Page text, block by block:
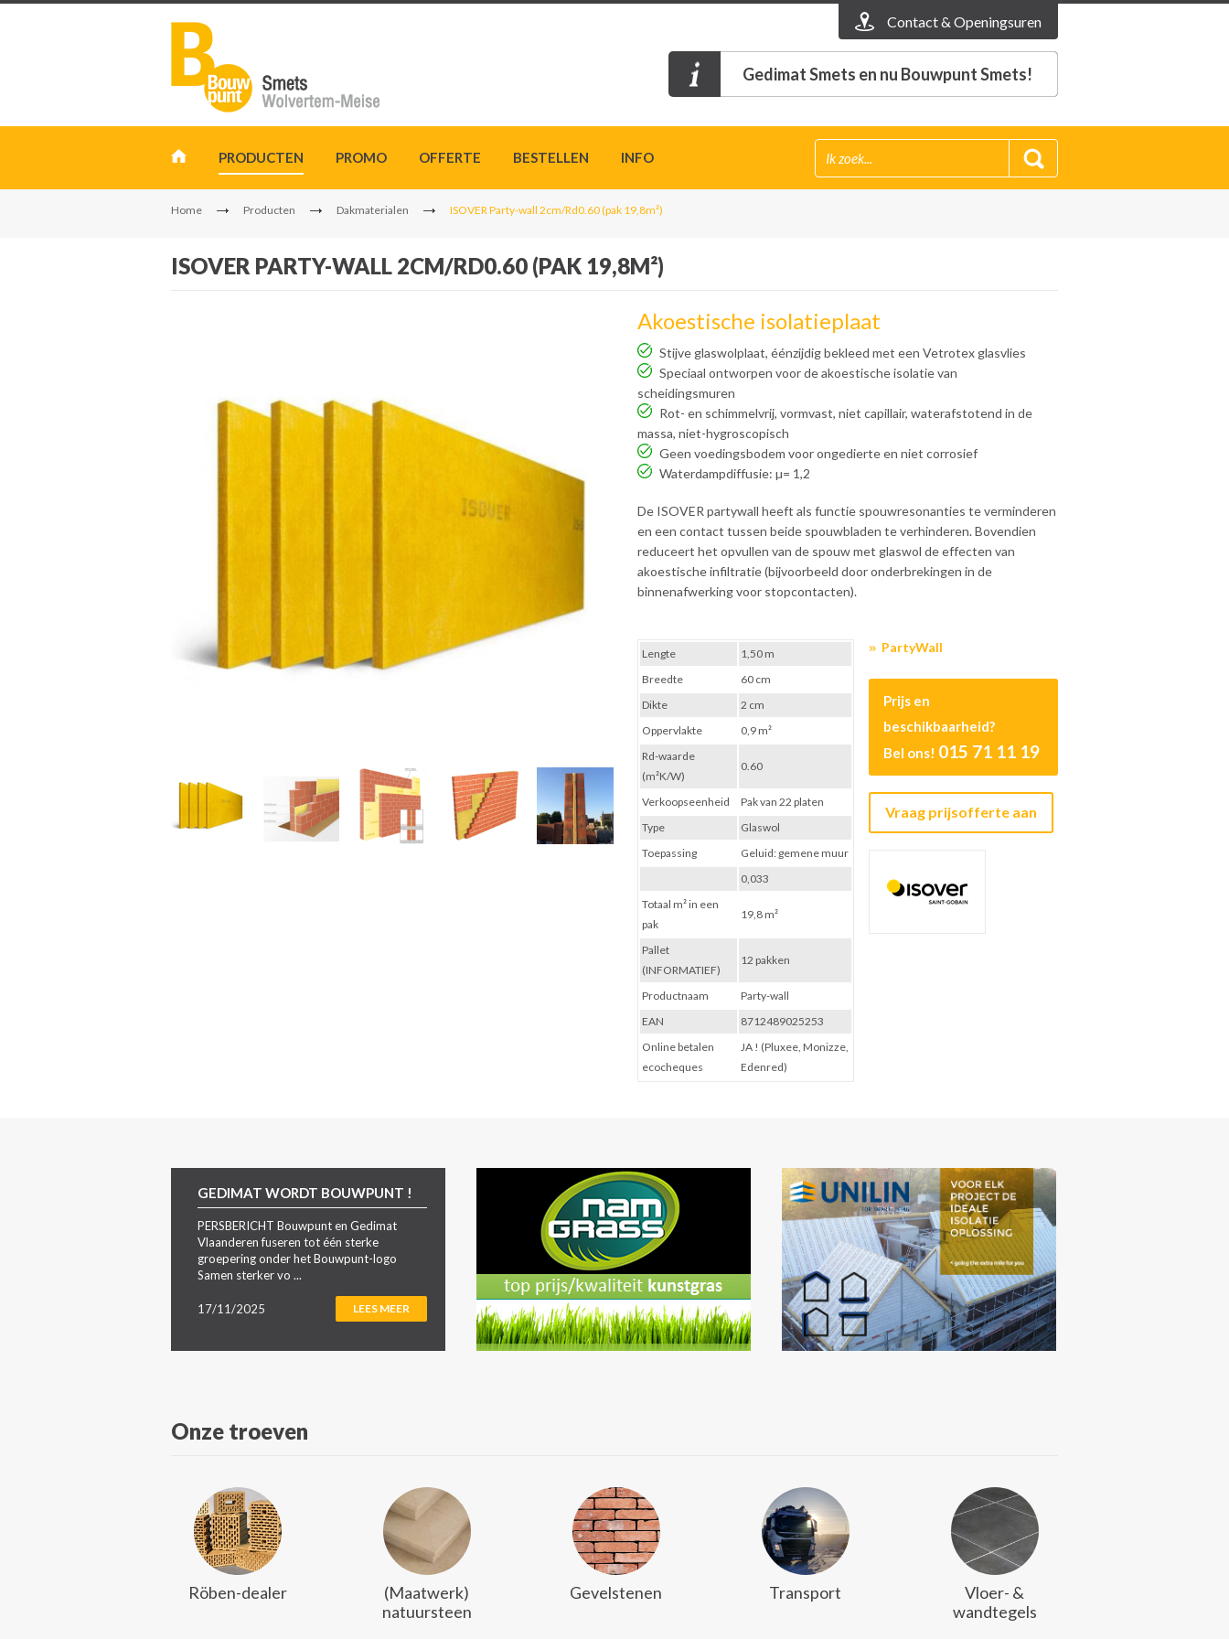
Contact & Openingsuren
Gedimat Smets en nu Bouwpunt Smets!
PRODUCTEN PROMO OFFERTE BESTELLEN INFO
Home Producten Dakmaterialen ISOVER Party-wall 2cm/Rd0.60 (pak 19,8m²)
ISOVER PARTY-WALL 2CM/RD0.60 (PAK 19,8M²)
Akoestische isolatieplaat
Stijve glaswolplaat, éénzijdig bekleed met een Vetrotex glasvlies
Speciaal ontworpen voor de akoestische isolatie van
scheidingsmuren
Rot- en schimmelvrij, vormvast, niet capillair, waterafstotend in de
massa, niet-hygroscopisch
Geen voedingsbodem voor ongedierte en niet corrosief
Waterdampdiffusie: µ= 1,2
De ISOVER partywall heeft als functie spouwresonanties te verminderen
en een contact tussen beide spouwbladen te verhinderen. Bovendien
reduceert het opvullen van de spouw met glaswol de effecten van
akoestische infiltratie (bijvoorbeeld door onderbrekingen in de
binnenafwerking voor stopcontacten).
PartyWall
Prijs en
beschikbaarheid?
Bel ons! 015 71 11 19
Vraag prijsofferte aan
Lengte
1,50 m
Breedte
60 cm
Dikte
2 cm
Oppervlakte
0,9 m²
Rd-waarde
(m²K/W)
0.60
Verkoopseenheid
Pak van 22 platen
Type
Glaswol
Toepassing
Geluid: gemene muur
0,033
Totaal m² in een
pak
19,8 m²
Pallet
(INFORMATIEF)
12 pakken
Productnaam
Party-wall
EAN
8712489025253
Online betalen
ecocheques
JA ! (Pluxee, Monizze,
Edenred)
GEDIMAT WORDT BOUWPUNT !
PERSBERICHT Bouwpunt en Gedimat
Vlaanderen fuseren tot één sterke
groepering onder het Bouwpunt-logo
Samen sterker vo ...
17/11/2025 LEES MEER
Onze troeven
Röben-dealer
(Maatwerk)
natuursteen
Gevelstenen Transport
Vloer- &
wandtegels